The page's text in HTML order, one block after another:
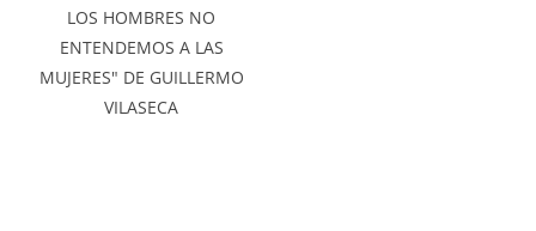
LOS HOMBRES NO
ENTENDEMOS A LAS
MUJERES" DE GUILLERMO
VILASECA